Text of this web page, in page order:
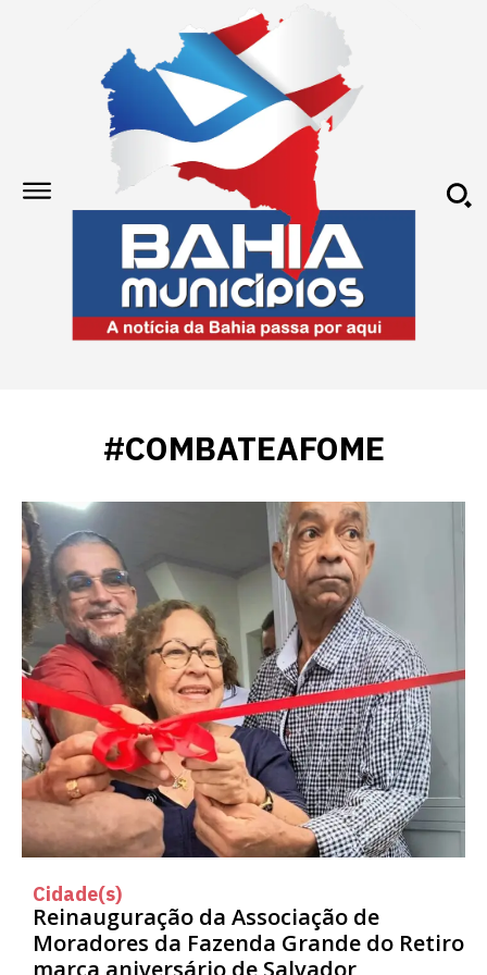
#COMBATEAFOME
Cidade(s)
Reinauguração da Associação de
Moradores da Fazenda Grande do Retiro
marca aniversário de Salvador